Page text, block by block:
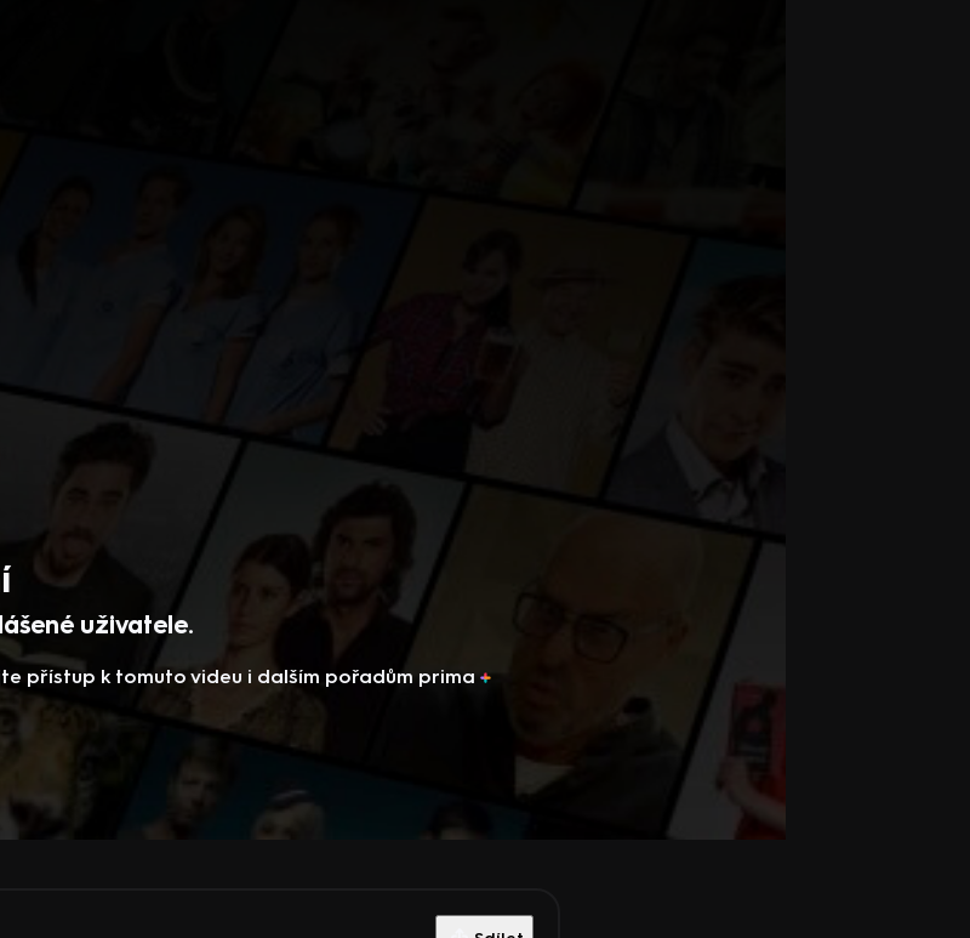
uživatele.
přístup k tomuto videu i dalším pořadům prima